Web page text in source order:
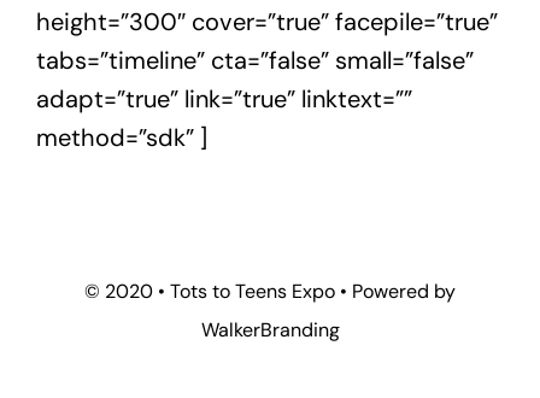
height=”300″ cover=”true” facepile=”true”
tabs=”timeline” cta=”false” small=”false”
adapt=”true” link=”true” linktext=””
method=”sdk” ]
© 2020 • Tots to Teens Expo • Powered by
WalkerBranding